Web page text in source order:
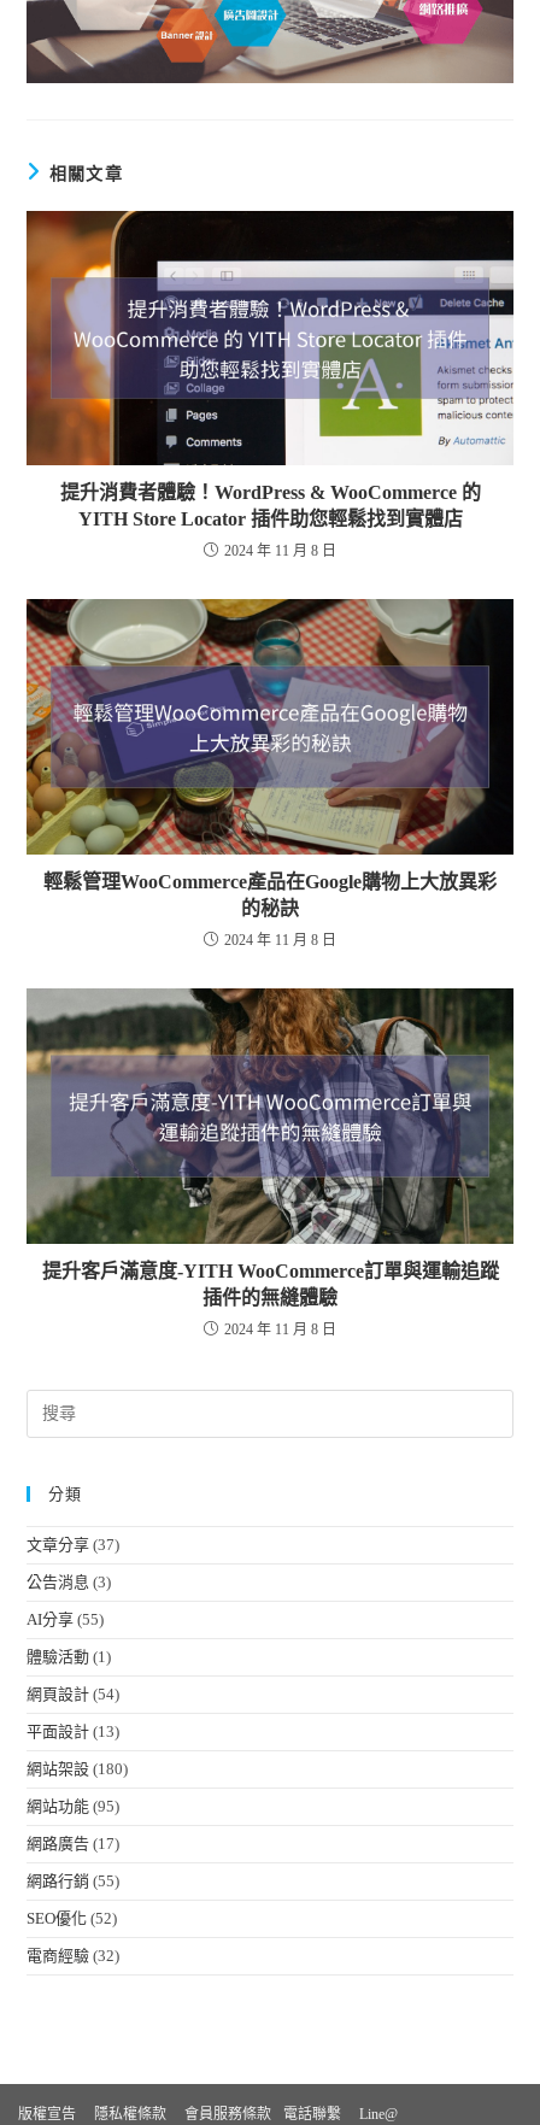
相關文章
提升消費者體驗！WordPress & WooCommerce 的
YITH Store Locator 插件助您輕鬆找到實體店
2024 年 11 月 8 日
輕鬆管理WooCommerce產品在Google購物上大放異彩
的秘訣
2024 年 11 月 8 日
提升客戶滿意度-YITH WooCommerce訂單與運輸追蹤
插件的無縫體驗
2024 年 11 月 8 日
分類
文章分享 (37)
公告消息 (3)
AI分享 (55)
體驗活動 (1)
網頁設計 (54)
平面設計 (13)
網站架設 (180)
網站功能 (95)
網路廣告 (17)
網路行銷 (55)
SEO優化 (52)
電商經驗 (32)
版權宣告 隱私權條款 會員服務條款 電話聯繫 Line@